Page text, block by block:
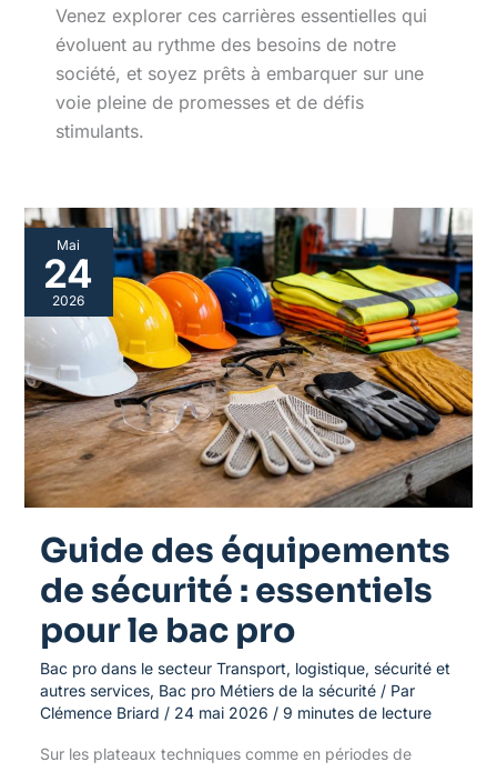
Venez explorer ces carrières essentielles qui
évoluent au rythme des besoins de notre
société, et soyez prêts à embarquer sur une
voie pleine de promesses et de défis
stimulants.
Mai
24
2026
Guide des équipements
de sécurité : essentiels
pour le bac pro
Bac pro dans le secteur Transport, logistique, sécurité et
autres services, Bac pro Métiers de la sécurité/ Par
Clémence Briard / 24 mai 2026 / 9 minutes de lecture
Sur les plateaux techniques comme en périodes de
Guide
des
équipements
de
sécurité
essentiels
pour
le
bac
pro